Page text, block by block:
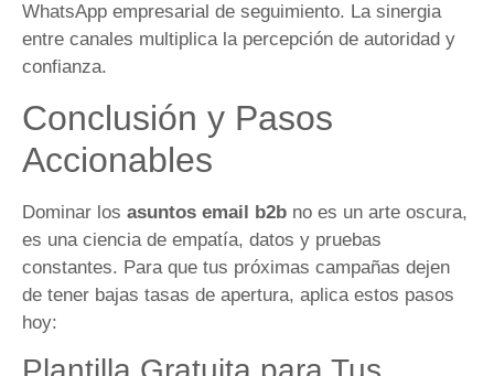
WhatsApp empresarial de seguimiento. La sinergia
entre canales multiplica la percepción de autoridad y
confianza.
Conclusión y Pasos
Accionables
Dominar los asuntos email b2b no es un arte oscura,
es una ciencia de empatía, datos y pruebas
constantes. Para que tus próximas campañas dejen
de tener bajas tasas de apertura, aplica estos pasos
hoy: